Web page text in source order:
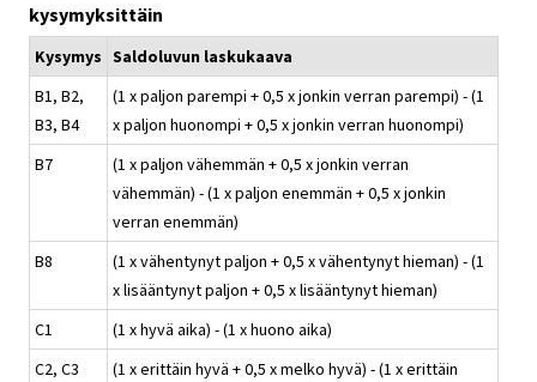
kysymyksittäin
Kysymys Saldoluvun laskukaava
B1, B2,
B3, B4
(1 x paljon parempi + 0,5 x jonkin verran parempi) - (1
x paljon huonompi + 0,5 x jonkin verran huonompi)
B7
(1 x paljon vähemmän + 0,5 x jonkin verran
vähemmän) - (1 x paljon enemmän + 0,5 x jonkin
verran enemmän)
B8
(1 x vähentynyt paljon + 0,5 x vähentynyt hieman) - (1
x lisääntynyt paljon + 0,5 x lisääntynyt hieman)
C1
(1 x hyvä aika) - (1 x huono aika)
C2, C3
(1 x erittäin hyvä + 0,5 x melko hyvä) - (1 x erittäin